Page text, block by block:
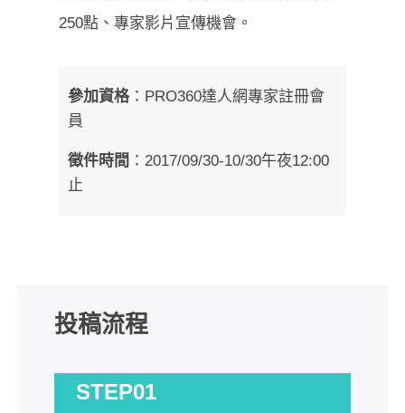
250點、專家影片宣傳機會。
參加資格：PRO360達人網專家註冊會
員
徵件時間 ：2017/09/30-10/30午夜12:00
止
投稿流程
STEP01